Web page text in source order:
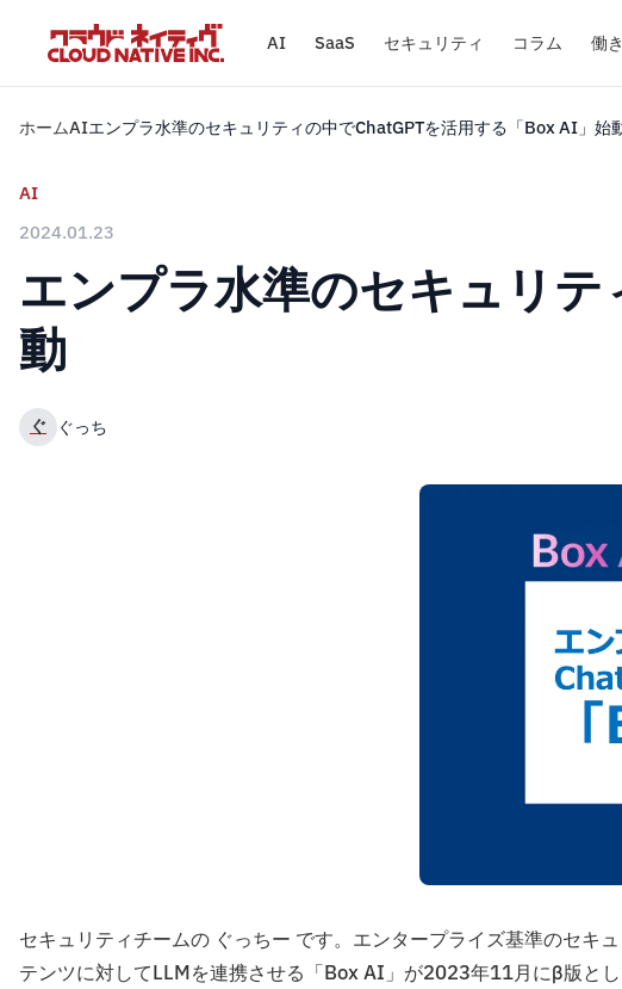
AI SaaS セキュリティ コラム 働
ホームAIエンプラ水準のセキュリティの中でChatGPTを活用する「Box AI」始
AI
2024.01.23
エンプラ水準のセキュリ
動
ぐ ぐっち
セキュリティチームの ぐっちー です。エンタープライズ基準のセキ
テンツに対してLLMを連携させる「Box AI」が2023年11月にβ版と